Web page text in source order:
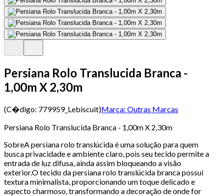
Persiana Rolo Translucida Branca -
1,00m X 2,30m
(C�digo: 779959_Lebiscuit)Marca: Outras Marcas
Persiana Rolo Translucida Branca - 1,00m X 2,30m
SobreA persiana rolo translúcida é uma solução para quem
busca privacidade e ambiente claro, pois seu tecido permite a
entrada de luz difusa, ainda assim bloqueando a visão
exterior.O tecido da persiana rolo translúcida branca possui
textura minimalista, proporcionando um toque delicado e
aspecto charmoso, transformando a decoração de onde for